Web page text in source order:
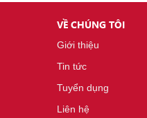
VỀ CHÚNG TÔI
Giới thiệu
Tin tức
Tuyển dụng
Liên hệ